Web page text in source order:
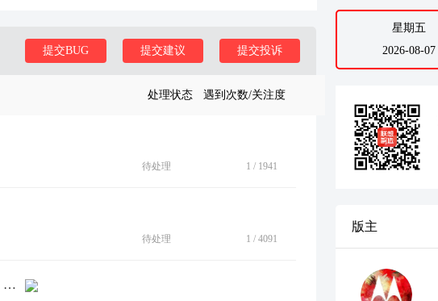
提交投诉
提交建议
提交BUG
处理状态 遇到次数/关注度
待处理 1 / 1941
待处理 1 / 4091
[BUG]升级V1SQA35H.96-13后手机明显变卡、掉帧
星期五
2026-08-07
版主